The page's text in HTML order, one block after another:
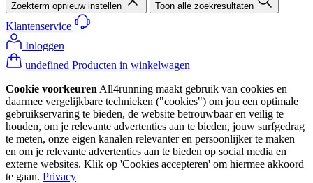
Zoekterm opnieuw instellen Toon alle zoekresultaten
Klantenservice
Inloggen
undefined Producten in winkelwagen
Cookie voorkeuren All4running maakt gebruik van cookies en
daarmee vergelijkbare technieken ("cookies") om jou een optimale
gebruikservaring te bieden, de website betrouwbaar en veilig te
houden, om je relevante advertenties aan te bieden, jouw surfgedrag
te meten, onze eigen kanalen relevanter en persoonlijker te maken
en om je relevante advertenties aan te bieden op social media en
externe websites. Klik op 'Cookies accepteren' om hiermee akkoord
te gaan. Privacy